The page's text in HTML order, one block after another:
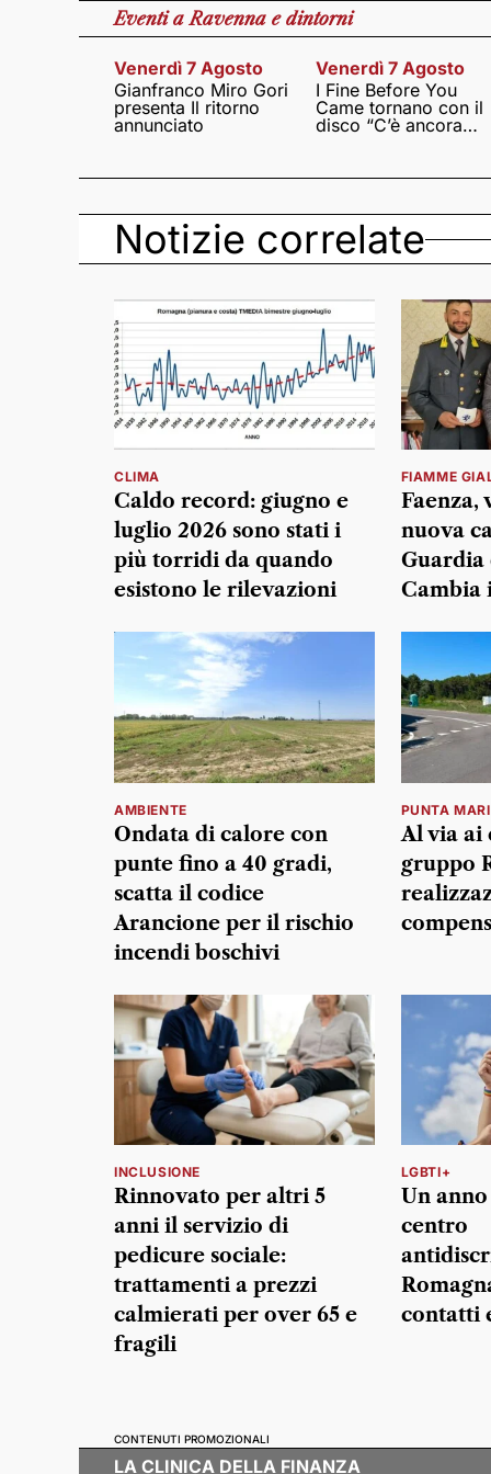
Eventia Ravenna e dintorni
Venerdì 7 Agosto
Gianfranco Miro Gori
presenta Il ritorno
annunciato
Venerdì 7 Agosto
I Fine Before You
Came tornano con il
disco “C’è ancora
Notizie correlate
CLIMA
Caldo record: giugno e
luglio 2026 sono stati i
più torridi da quando
esistono le rilevazioni
FIAMME
Faenza,
nuova
Guardia
Cambia
AMBIENTE
Ondata di calore con
punte fino a 40 gradi,
scatta il codice
Arancione per il rischio
incendi boschivi
PUNTA
Al via ai
gruppo
INCLUSIONE
Rinnovato per altri 5
anni il servizio di
pedicure sociale:
trattamenti a prezzi
calmierati per over 65 e
fragili
LGBTI+
Un
centro
contatti
CONTENUTI PROMOZIONALI
LA CLINICA DELLA FINANZA